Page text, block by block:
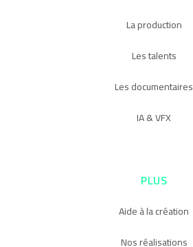
La production
Les talents
Les documentaires
IA & VFX
PLUS
Aide à la création
Nos réalisations